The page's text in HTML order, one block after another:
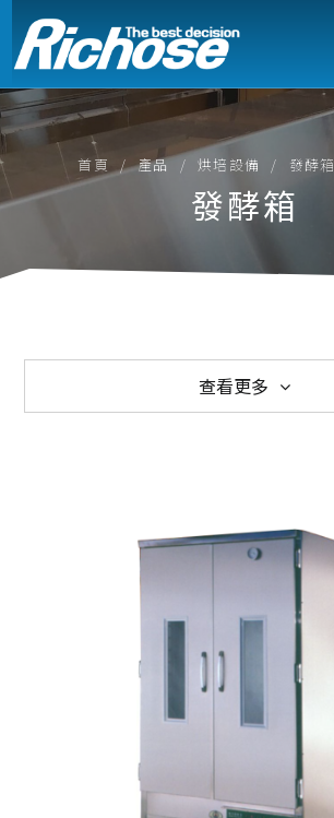
首頁 產品 烘培設備 發酵箱
發酵箱
查看更多
UNOX
電烤箱
微波爐
果汁機/食物調理機
汽泡水機
低溫烹調機
全自動咖啡機
磨豆機